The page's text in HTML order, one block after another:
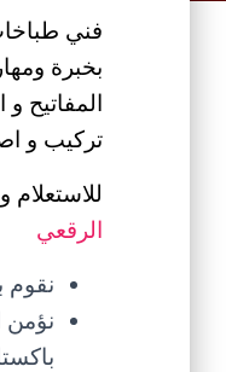
فني
بخبرة
المفاتيح
تركيب و
الرقعي
نقوم
نؤمن